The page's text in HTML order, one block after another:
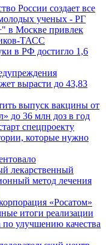
России создает все
ученых - РГ
в Москве привлек
ТАСС
в РФ достигло 1,6
вырасти до 43,83
выпуск вакцины от
до 36 млн доз в год
спецпроекту
которые нужно
лекарственный
метод лечения
«Росатом»
итоги реализации
по улучшению качества